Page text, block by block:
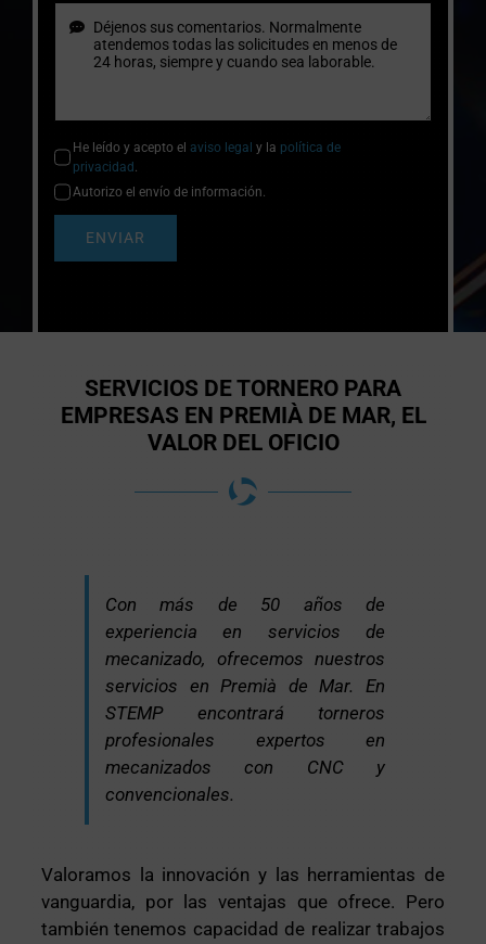
He leído y acepto el aviso legal y la política de
privacidad .
Autorizo el envío de información.
ENVIAR
SERVICIOS DE TORNERO PARA
EMPRESAS EN PREMIÀ DE MAR, EL
VALOR DEL OFICIO
Con más de 50 años de
experiencia en servicios de
mecanizado, ofrecemos nuestros
servicios en Premià de Mar. En
STEMP encontrará torneros
profesionales expertos en
mecanizados con CNC y
convencionales.
Valoramos la innovación y las herramientas de
vanguardia, por las ventajas que ofrece. Pero
también tenemos capacidad de realizar trabajos